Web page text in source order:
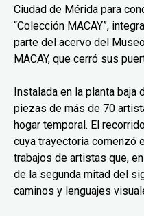
Ciudad de Mérida para
“Colección MACAY”,
parte del acervo del
MACAY, que cerró sus
Instalada en la planta baja
piezas de más de 70
hogar temporal. El
cuya trayectoria comenzó
trabajos de artistas que,
de la segunda mitad del
caminos y lenguajes